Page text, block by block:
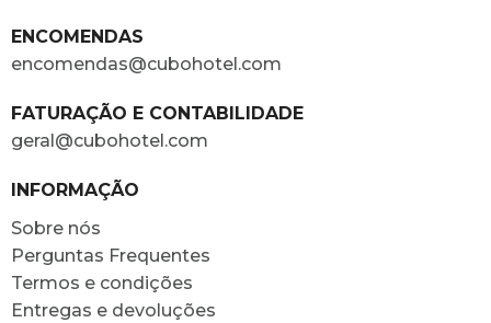
ENCOMENDAS
encomendas@cubohotel.com
FATURAÇÃO E CONTABILIDADE
geral@cubohotel.com
INFORMAÇÃO
Sobre nós
Perguntas Frequentes
Termos e condições
Entregas e devoluções